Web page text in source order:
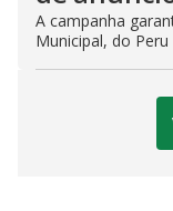
A campanha
Municipal, do Peru